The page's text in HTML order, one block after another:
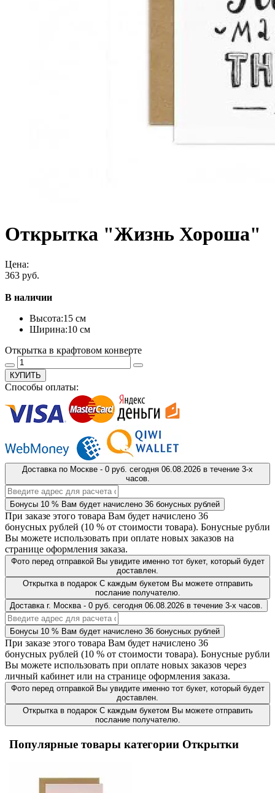
Открытка "Жизнь Хороша"
Цена:
363 руб.
В наличии
Высота:15 см
Ширина:10 см
Открытка в крафтовом конверте
КУПИТЬ
Способы оплаты:
Доставка по Москве - 0 руб. сегодня 06.08.2026 в течение 3-х
часов.
Бонусы 10 % Вам будет начислено 36 бонусных рублей
При заказе этого товара Вам будет начислено 36
бонусных рублей (10 % от стоимости товара). Бонусные рубли
Вы можете использовать при оплате новых заказов на
странице оформления заказа.
Фото перед отправкой Вы увидите именно тот букет, который будет
доставлен.
Открытка в подарок С каждым букетом Вы можете отправить
послание получателю.
Доставка г. Москва - 0 руб. сегодня 06.08.2026 в течение 3-х часов.
Бонусы 10 % Вам будет начислено 36 бонусных рублей
При заказе этого товара Вам будет начислено 36
бонусных рублей (10 % от стоимости товара). Бонусные рубли
Вы можете использовать при оплате новых заказов через
личный кабинет или на странице оформления заказа.
Фото перед отправкой Вы увидите именно тот букет, который будет
доставлен.
Открытка в подарок С каждым букетом Вы можете отправить
послание получателю.
Популярные товары категории Открытки